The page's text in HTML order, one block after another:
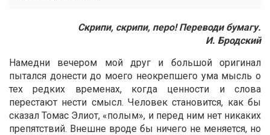
Скрипи, cкрипи, перо! Переводи бумагу.
И. Бродский
Намедни вечером мой друг и большой оригинал
пытался донести до моего неокрепшего ума мысль о
тех редких временах, когда ценности и слова
перестают нести смысл. Человек становится, как бы
сказал Томас Элиот, «полым», и перед ним нет никаких
препятствий. Внешне вроде бы ничего не меняется, но